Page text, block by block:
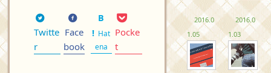
Twitte
r
Face
book
Hat
ena
Pocke
t
2016.0
1.05
2016.0
1.03